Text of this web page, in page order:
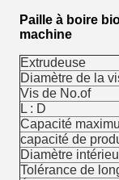
Paille à boire
machine
Extrudeuse
Diamètre de la
Vis de No.of
L : D
Capacité
capacité de
Diamètre
Tolérance de